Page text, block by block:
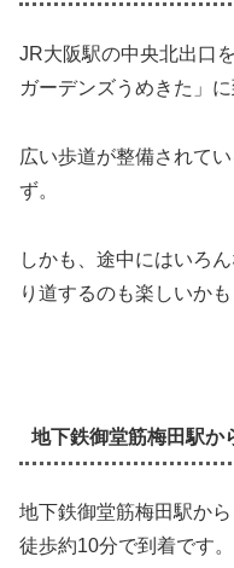
JR大阪駅の中央北出口
ガーデンズうめきた」に
広い歩道が整備されて
ず。
しかも、途中にはいろ
り道するのも楽しいかも
地下鉄御堂筋梅田駅か
地下鉄御堂筋梅田駅か
徒歩約10分で到着です。